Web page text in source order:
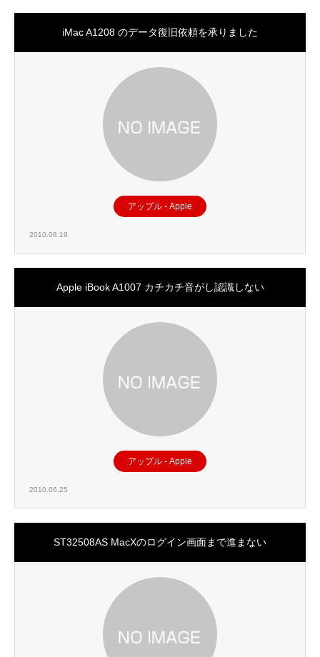
iMac A1208 のデータ復旧依頼を承りました
アップル - Apple
2010.08.19
Apple iBook A1007 カチカチ音がし認識しない
アップル - Apple
2010.06.25
ST32508AS MacXのログイン画面まで進まない